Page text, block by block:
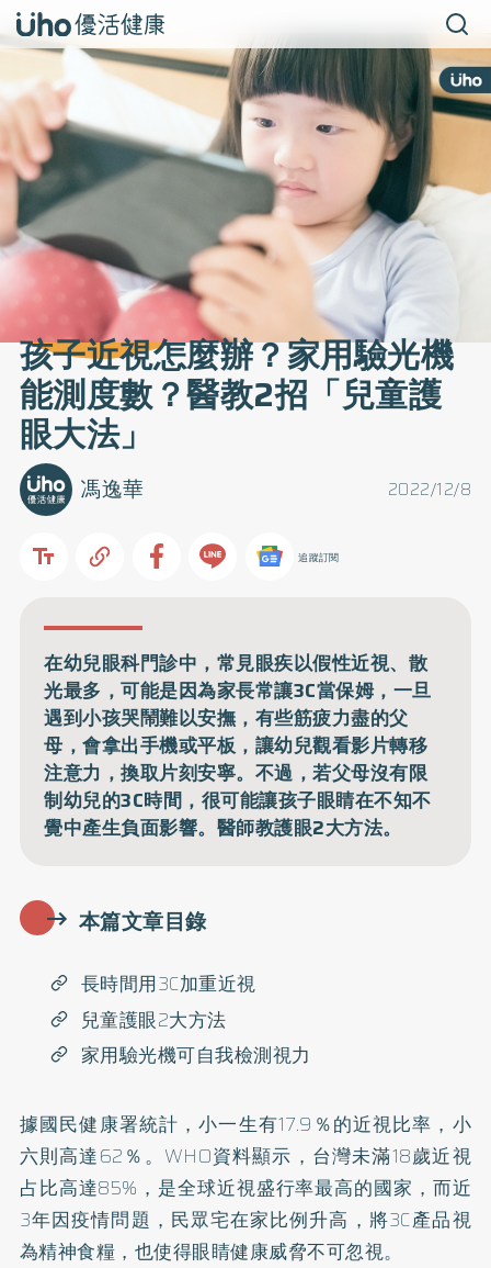
孩子近視怎麼辦？家用驗光機
能測度數？醫教2招「兒童護
眼大法」
2022/12/8
馮逸華
追蹤訂閱
在幼兒眼科門診中，常見眼疾以假性近視、散
光最多，可能是因為家長常讓3C當保姆，一旦
遇到小孩哭鬧難以安撫，有些筋疲力盡的父
母，會拿出手機或平板，讓幼兒觀看影片轉移
注意力，換取片刻安寧。不過，若父母沒有限
制幼兒的3C時間，很可能讓孩子眼睛在不知不
覺中產生負面影響。醫師教護眼2大方法。
本篇文章目錄
長時間用3C加重近視
兒童護眼2大方法
家用驗光機可自我檢測視力
據國民健康署統計，小一生有17.9％的近視比率，小
六則高達62％。WHO資料顯示，台灣未滿18歲近視
占比高達85%，是全球近視盛行率最高的國家，而近
3年因疫情問題，民眾宅在家比例升高，將3C產品視
為精神食糧，也使得眼睛健康威脅不可忽視。